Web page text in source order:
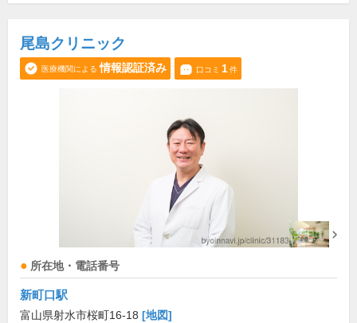
尾島クリニック
医療機関による 情報認証済み 口コミ 1件
所在地・電話番号
新町口駅
富山県射水市桜町16-18 [地図]